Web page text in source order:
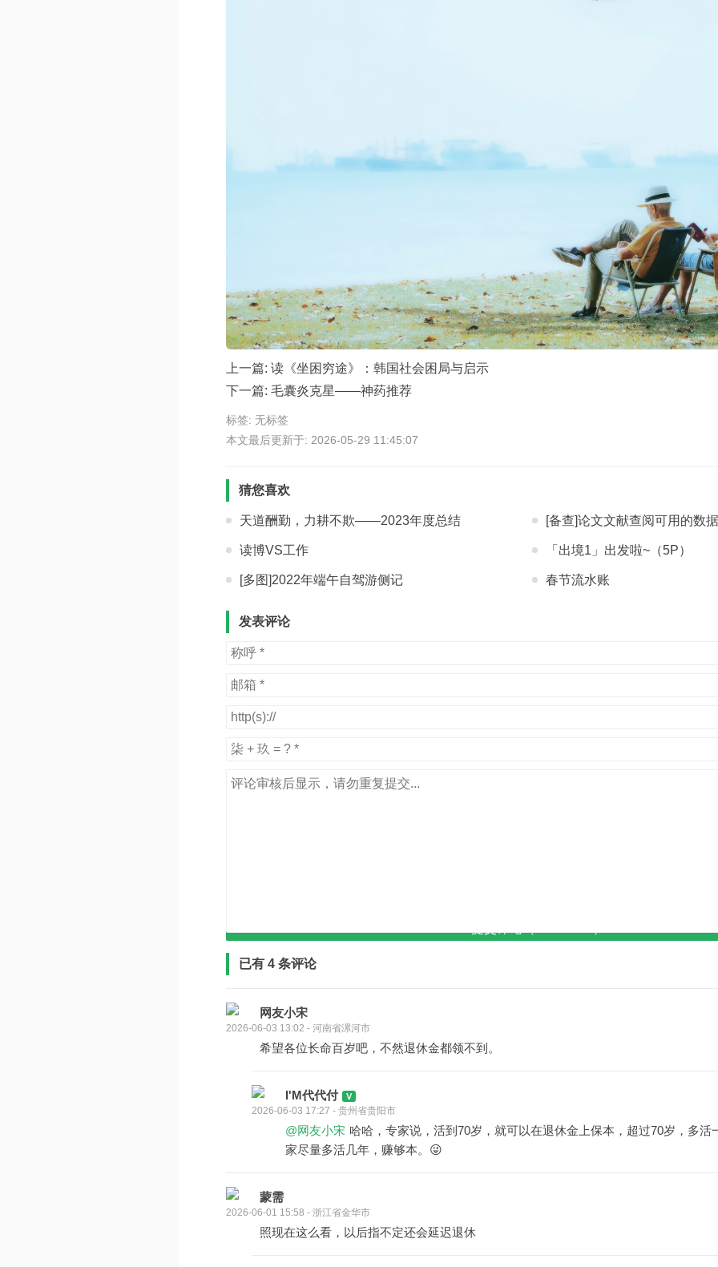
上一篇: 读《坐困穷途》：韩国社会困局与启示
下一篇: 毛囊炎克星——神药推荐
标签: 无标签
本文最后更新于: 2026-05-29 11:45:07
猜您喜欢
天道酬勤，力耕不欺——2023年度总结 [备查]论文文献查阅可用的数
读博VS工作 「出境1」出发啦~（5P）
[多图]2022年端午自驾游侧记 春节流水账
发表评论
已有 4 条评论
网友小宋
2026-06-03 13:02 - 河南省漯河市
希望各位长命百岁吧，不然退休金都领不到。
I'M代代付
2026-06-03 17:27 - 贵州省贵阳市
@网友小宋 哈哈，专家说，活到70岁，就可以在退休金上保本，超过70岁，多活
家尽量多活几年，赚够本。😜
蒙需
2026-06-01 15:58 - 浙江省金华市
照现在这么看，以后指不定还会延迟退休